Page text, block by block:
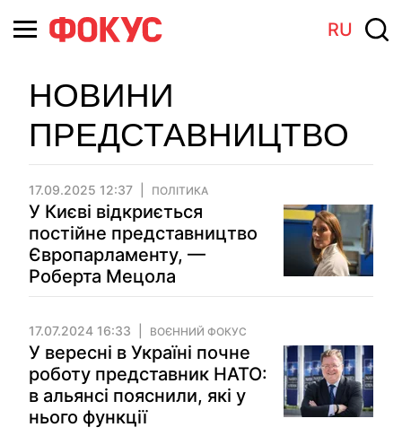
RU
НОВИНИ
ПРЕДСТАВНИЦТВО
17.09.2025 12:37 ПОЛІТИКА
У Києві відкриється
постійне представництво
Європарламенту, —
Роберта Мецола
17.07.2024 16:33 ВОЄННИЙ ФОКУС
У вересні в Україні почне
роботу представник НАТО:
в альянсі пояснили, які у
нього функції